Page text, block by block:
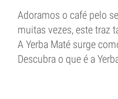
Adoramos o café pelo
muitas vezes, este traz
A Yerba Maté surge
Descubra o que é a